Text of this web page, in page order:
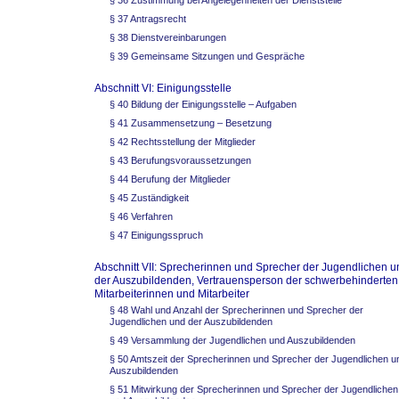
§ 37 Antragsrecht
§ 38 Dienstvereinbarungen
§ 39 Gemeinsame Sitzungen und Gespräche
Abschnitt VI: Einigungsstelle
§ 40 Bildung der Einigungsstelle – Aufgaben
§ 41 Zusammensetzung – Besetzung
§ 42 Rechtsstellung der Mitglieder
§ 43 Berufungsvoraussetzungen
§ 44 Berufung der Mitglieder
§ 45 Zuständigkeit
§ 46 Verfahren
§ 47 Einigungsspruch
Abschnitt VII: Sprecherinnen und Sprecher der Jugendlichen
der Auszubildenden, Vertrauensperson der schwerbehinderten
Mitarbeiterinnen und Mitarbeiter
§ 48 Wahl und Anzahl der Sprecherinnen und Sprecher der
Jugendlichen und der Auszubildenden
§ 49 Versammlung der Jugendlichen und Auszubildenden
§ 50 Amtszeit der Sprecherinnen und Sprecher der Jugendlichen
Auszubildenden
§ 51 Mitwirkung der Sprecherinnen und Sprecher der Jugendlichen